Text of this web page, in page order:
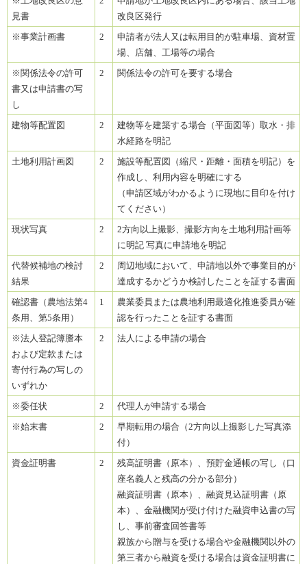
見書
改良区発行
※事業計画書
2
申請者が法人又は転用目的が駐車場、資材置
場、店舗、工場等の場合
※関係法令の許可
書又は申請書の写
し
2 関係法令の許可を要する場合
建物等配置図 2
建物等を建築する場合（平面図等）取水・排
水経路を明記
土地利用計画図
2
施設等配置図（縮尺・距離・面積を明記）を
作成し、利用内容を明確にする
（申請区域がわかるように現地に目印を付け
てください）
現状写真
2
2方向以上撮影、撮影方向を土地利用計画等
に明記 写真に申請地を明記
代替候補地の検討
結果
2
周辺地域において、申請地以外で事業目的が
達成するかどうか検討したことを証する書面
確認書（農地法第4
条用、第5条用）
1
農業委員または農地利用最適化推進委員が確
認を行ったことを証する書面
※法人登記簿謄本
および定款または
寄付行為の写しの
いずれか
2 法人による申請の場合
※委任状 2
代理人が申請する場合
※始末書
2
早期転用の場合（2方向以上撮影した写真添
付）
資金証明書
2
残高証明書（原本）、預貯金通帳の写し（口
座名義人と残高の分かる部分）
融資証明書（原本）、融資見込証明書（原
本）、金融機関が受け付けた融資申込書の写
し、事前審査回答書等
親族から贈与を受ける場合や金融機関以外の
第三者から融資を受ける場合は資金証明書に